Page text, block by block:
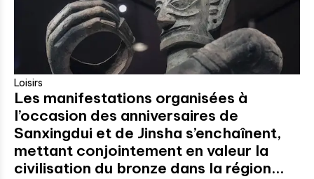
Loisirs
Les manifestations organisées à
l’occasion des anniversaires de
Sanxingdui et de Jinsha s’enchaînent,
mettant conjointement en valeur la
civilisation du bronze dans la région...